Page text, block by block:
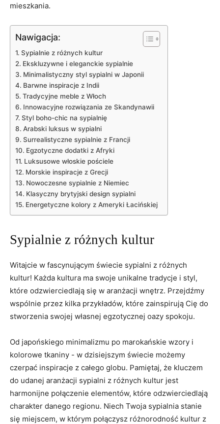
mieszkania.
Nawigacja:
Sypialnie z różnych kultur
Ekskluzywne i eleganckie sypialnie
Minimalistyczny styl sypialni w ⁤Japonii
Barwne⁤ inspiracje z Indii
Tradycyjne meble⁢ z Włoch
Innowacyjne​ rozwiązania ze‍ Skandynawii
Styl ​boho-chic na ​sypialnię
Arabski luksus w sypialni
Surrealistyczne sypialnie z Francji
Egzotyczne dodatki z Afryki
Luksusowe włoskie pościele
Morskie inspiracje z Grecji
Nowoczesne ⁢sypialnie z Niemiec
Klasyczny ⁢brytyjski design sypialni
Energetyczne kolory z Ameryki Łacińskiej
Sypialnie z różnych kultur
Witajcie w fascynującym świecie sypialni z różnych⁤
kultur! Każda kultura ​ma swoje unikalne tradycje i styl,
⁢które odzwierciedlają ⁢się w aranżacji wnętrz.​ Przejdźmy
wspólnie przez kilka przykładów, które zainspirują Cię do
‍stworzenia swojej własnej egzotycznej oazy spokoju.
Od japońskiego minimalizmu po marokańskie wzory i
kolorowe ‌tkaniny ⁢-​ w dzisiejszym świecie możemy
czerpać inspiracje z całego ⁣globu. Pamiętaj, że kluczem
do ‍udanej aranżacji ⁣sypialni ‍z różnych kultur jest
harmonijne ​połączenie elementów, które⁢ odzwierciedlają
charakter danego regionu. Niech Twoja ‌sypialnia stanie
się miejscem,‍ w którym połączysz różnorodność kultur z